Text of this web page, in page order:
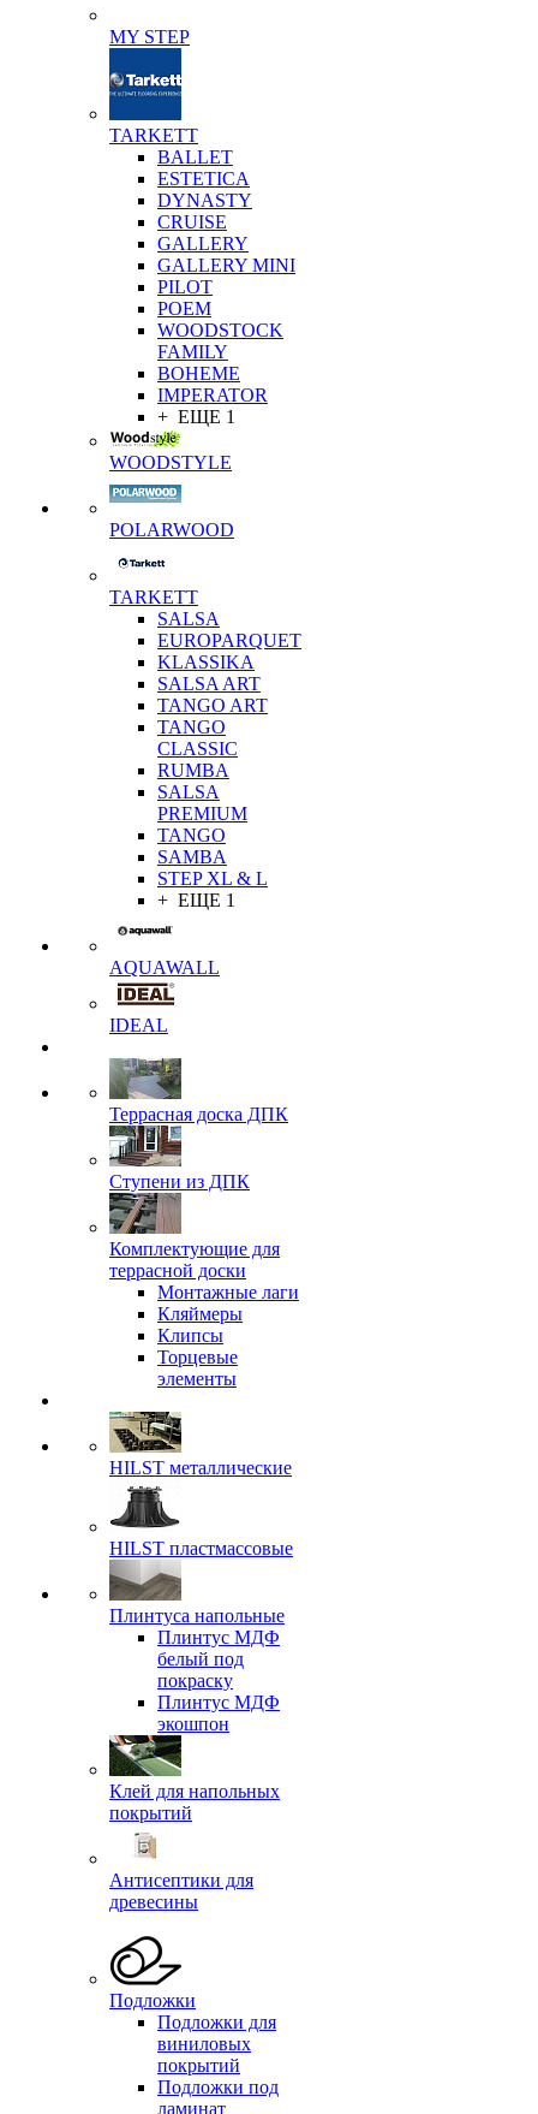
MY STEP
TARKETT
BALLET
ESTETICA
DYNASTY
CRUISE
GALLERY
GALLERY MINI
PILOT
POEM
WOODSTOCK
FAMILY
BOHEME
IMPERATOR
+ ЕЩЕ 1
WOODSTYLE
POLARWOOD
TARKETT
SALSA
EUROPARQUET
KLASSIKA
SALSA ART
TANGO ART
TANGO
CLASSIC
RUMBA
SALSA
PREMIUM
TANGO
SAMBA
STEP XL & L
+ ЕЩЕ 1
AQUAWALL
IDEAL
Террасная доска ДПК
Ступени из ДПК
Комплектующие для
террасной доски
Монтажные лаги
Кляймеры
Клипсы
Торцевые
элементы
HILST металлические
HILST пластмассовые
Плинтуса напольные
Плинтус МДФ
белый под
покраску
Плинтус МДФ
экошпон
Клей для напольных
покрытий
Антисептики для
древесины
Подложки
Подложки для
виниловых
покрытий
Подложки под
ламинат